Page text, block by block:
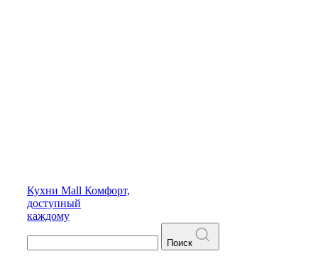
Кухни Mall Комфорт,
доступный
каждому
Поиск